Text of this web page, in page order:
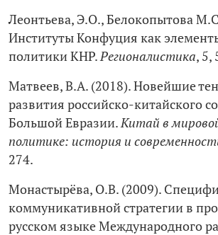
Леонтьева, Э.О., Белокопытова
Институты Конфуция как
политики КНР.Регионалистика, 5,
Матвеев, В.А. (2018). Новейшие
развития российско-китайского
Большой Евразии.Китай в
политике: история и
274.
Монастырёва, О.В. (2009).
коммуникативной стратегии в
русском языке Международного